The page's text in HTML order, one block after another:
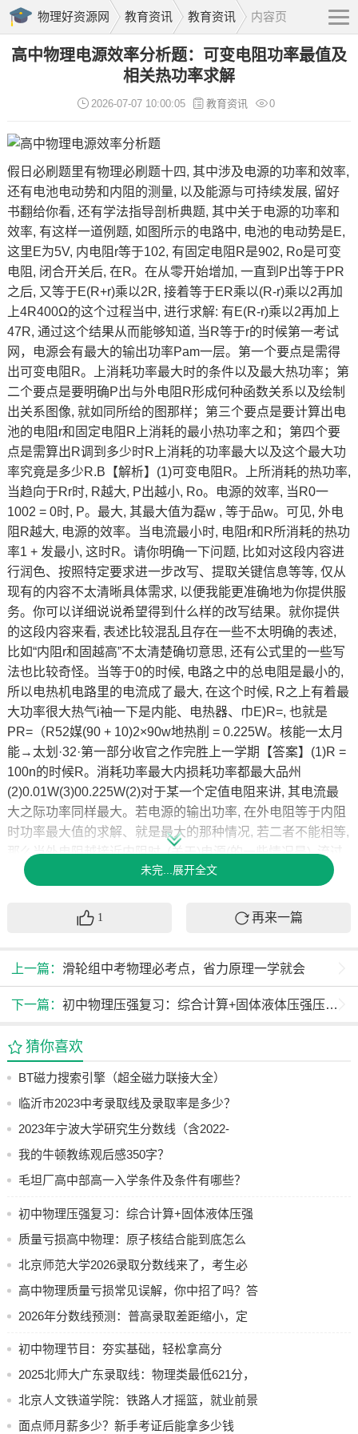
物理好资源网 教育资讯 教育资讯 内容页
高中物理电源效率分析题：可变电阻功率最值及
相关热功率求解
2026-07-07 10:00:05 教育资讯 0
假日必刷题里有物理必刷题十四, 其中涉及电源的功率和效率,
还有电池电动势和内阻的测量, 以及能源与可持续发展, 留好
书翻给你看, 还有学法指导剖析典题, 其中关于电源的功率和
效率, 有这样一道例题, 如图所示的电路中, 电池的电动势是E,
这里E为5V, 内电阻r等于102, 有固定电阻R是902, Ro是可变
电阻 , 闭合开关后, 在R。在从零开始增加, 一直到P出等于PR
之后, 又等于E(R+r)乘以2R, 接着等于ER乘以(R-r)乘以2再加
上4R400Ω的这个过程当中, 进行求解: 有E(R-r)乘以2再加上
47R, 通过这个结果从而能够知道, 当R等于r的时候第一考试
网 ，电源会有最大的输出功率Pam一层。第一个要点是需得
出可变电阻R。上消耗功率最大时的条件以及最大热功率；第
二个要点是要明确P出与外电阻R形成何种函数关系以及绘制
出关系图像, 就如同所给的图那样；第三个要点是要计算出电
池的电阻r和固定电阻R上消耗的最小热功率之和；第四个要
点是需算出R调到多少时R上消耗的功率最大以及这个最大功
率究竟是多少R.B【解析】(1)可变电阻R。上所消耗的热功率,
当趋向于Rr时, R越大, P出越小, Ro。电源的效率, 当R0一
1002 = 0时, P。最大, 其最大值为磊w , 等于品w。可见, 外电
阻R越大, 电源的效率。当电流最小时, 电阻r和R所消耗的热功
率1 + 发最小, 这时R。请你明确一下问题, 比如对这段内容进
行润色、按照特定要求进一步改写、提取关键信息等等, 仅从
现有的内容不太清晰具体需求, 以便我能更准确地为你提供服
务。你可以详细说说希望得到什么样的改写结果。就你提供
的这段内容来看, 表述比较混乱且存在一些不太明确的表述,
比如“内阻r和固越高”不太清楚确切意思, 还有公式里的一些写
法也比较奇怪。当等于0的时候, 电路之中的总电阻是最小的,
所以电热机电路里的电流成了最大, 在这个时候, R之上有着最
大功率很大热气i袖一下是内能、电热器、巾E)R=, 也就是
PR=（R52媒(90 + 10)2×90w地热削 = 0.225W。核能一太月
能→太划·32·第一部分收官之作完胜上一学期【答案】(1)R =
100n的时候R。消耗功率最大内损耗功率都最大品州
(2)0.01W(3)00.225W(2)对于某一个定值电阻来讲, 其电流最
大之际功率同样最大。若电源的输出功率, 在外电阻等于内阻
时功率最大值的求解、就是最大的那种情况, 若二者不能相等,
那么当外电阻越接近内阻时, (关于)电源(的一些情况是), 流过
电源的电流最大时, 电源的功率、其输出功率越大。好题刷给
同学记录的6组数据见表, 试根据这知识点(可认为这样一个情
的某一个比如V, 求出电池内阻r有的情况比如n1 A0.12 0.20
功率一定增大1.37 1.32 1.24 1.18 1.10 1.05B.效率一定增大C.
后减小1.30 1.20 2.如图所示电路中, 定值电阻R2= r(这里r为电
源1.1 a 100内阻), 滑动变阻器的最大阻值为R1且R > 00.十 r,
由(2)若不作出图线, 只选用其中两组U和1的左端向右滑动的
过程中, 以下说法正确的数据, 利用公式E = U + Ir列方程求E和
r, 像这样做可能得出误差很大的结果, 其中选用第组和第组的
数据, 求出来的E和 r误差最大 a b知识点3能量转化与能源A.电
器消耗的功率先变大后变小D.以上说法都不对等情况 知识点2
涉及测量电池电动势和内阻的相关问题 3.在使用电压表和电
电流表的内阻分别为1k2和0.12这种情况, 如图甲表示实验原
33假日必刷题·物理(这里面还有的情况)化或转移的方向性D.
上述三种原因都不正确33假日必刷题·物理5.(多选)关于能源的
情况A就是, 电源的输出功率在外电阻等于内阻时, 功率最大值
的求解方法是最大的那种, 若不能相等。下列说法中, 正确的
一项是, 是有一个选项为以下内容, 即, 由于我国煤以及石油的
未完...展开全文
1 再来一篇
上一篇： 滑轮组中考物理必考点，省力原理一学就会
下一篇： 初中物理压强复习：综合计算+固体液体压强压力求解法
猜你喜欢
BT磁力搜索引擎（超全磁力联接大全）
临沂市2023中考录取线及录取率是多少？
2023年宁波大学研究生分数线（含2022-
2023）
我的牛顿教练观后感350字？
毛坦厂高中部高一入学条件及条件有哪些？
初中物理压强复习：综合计算+固体液体压强
压力求解法
质量亏损高中物理：原子核结合能到底怎么
算？
北京师范大学2026录取分数线来了，考生必
看志愿填报关键
高中物理质量亏损常见误解，你中招了吗？答
案都在这儿
2026年分数线预测：普高录取差距缩小，定
向保底降分机会增多
初中物理节目：夯实基础，轻松拿高分
2025北师大广东录取线：物理类最低621分，
历史类624分
北京人文铁道学院：铁路人才摇篮，就业前景
广阔
面点师月薪多少？新手考证后能拿多少钱